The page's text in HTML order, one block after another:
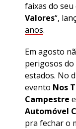
faixas do seu
Valores“,
anos.
Em agosto
perigosos
estados. No
evento Nos
Campestre
Automóvel
pra fechar o